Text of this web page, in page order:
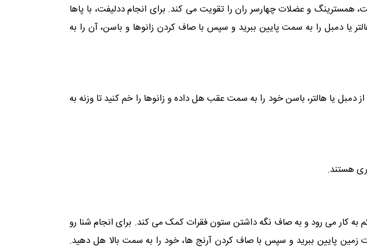
و عضلات چهارسر ران را تقویت می ‌کند. برای انجام ددلیفت، با پاها
یا دمبل را به سمت پایین ببرید و سپس با صاف کردن زانوها و باسن، آن را به
یا هالتر، باسن خود را به سمت عقب هل داده و زانوها را خم کنید تا وزنه به
هستند.
می رود و به صاف نگه داشتن ستون فقرات کمک می‌ کند. برای انجام شنا رو
زمین پایین ببرید و سپس با صاف کردن آرنج ‌ها، خود را به سمت بالا هل دهید.